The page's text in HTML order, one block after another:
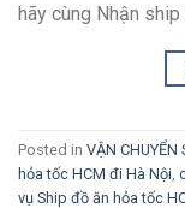
hãy cùng Nhận ship
Posted in VẬN
hỏa tốc HCM đi Hà Nội
vụ Ship đồ ăn hỏa tốc